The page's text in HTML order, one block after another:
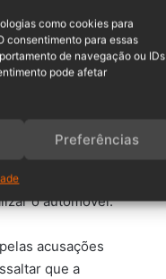
como cookies para
consentimento para essas
de navegação ou IDs
pode afetar
Preferências
avariado
o automóvel.
acusações
que a